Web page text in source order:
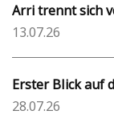
Arri trennt sich
13.07.26
Erster Blick auf
28.07.26